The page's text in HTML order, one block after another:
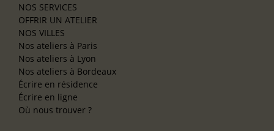
NOS SERVICES
OFFRIR UN ATELIER
NOS VILLES
Nos ateliers à Paris
Nos ateliers à Lyon
Nos ateliers à Bordeaux
Écrire en résidence
Écrire en ligne
Où nous trouver ?